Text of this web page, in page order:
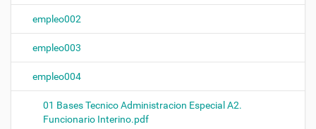
g
i
n
empleo002
empleo003
empleo004
01 Bases Tecnico Administracion Especial A2.
Funcionario Interino.pdf